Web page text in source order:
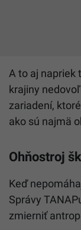
A to aj napriek
krajiny
zariadení,
ako sú najmä
Ohňostroj
Keď
Správy
zmierniť